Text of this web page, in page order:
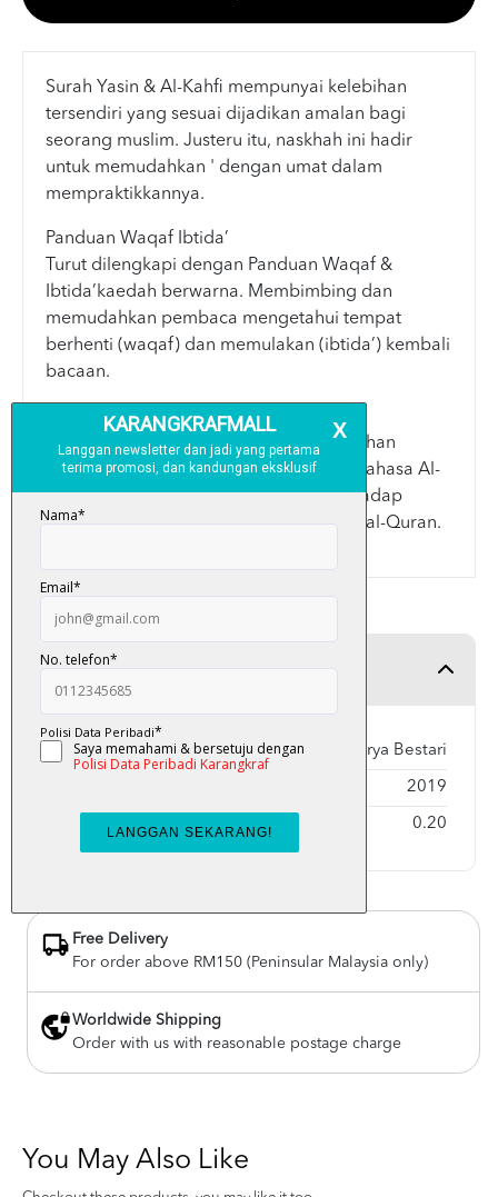
Surah Yasin & Al-Kahfi mempunyai kelebihan
tersendiri yang sesuai dijadikan amalan bagi
seorang muslim. Justeru itu, naskhah ini hadir
untuk memudahkan ' dengan umat dalam
mempraktikkannya.
Panduan Waqaf Ibtida’
Turut dilengkapi dengan Panduan Waqaf &
Ibtida’kaedah berwarna. Membimbing dan
memudahkan pembaca mengetahui tempat
berhenti (waqaf) dan memulakan (ibtida’) kembali
bacaan.
Terjemahan Perkata
Memahaminya dapat memberi kemudahan
kepada pembaca dalam mempelajari Bahasa Al-
Quran dan menambah kefahaman terhadap
makna kalimah dan ayat-ayat daripada al-Quran.
Product Detail
Publisher Karya Bestari
2019
0.20
Free Delivery
For order above RM150 (Peninsular Malaysia only)
Worldwide Shipping
Order with us with reasonable postage charge
You May Also Like